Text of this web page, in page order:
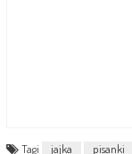
Tagi jajka pisanki